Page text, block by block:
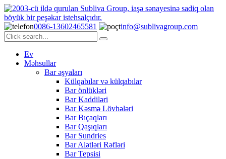
0086-13602465581 info@sublivagroup.com
Ev
Məhsullar
Bar əşyaları
Külqabılar və külqabılar
Bar önlükləri
Bar Kaddiləri
Bar Kəsmə Lövhələri
Bar Bıçaqları
Bar Qaşıqları
Bar Sundries
Bar Alətləri Rəfləri
Bar Tepsisi